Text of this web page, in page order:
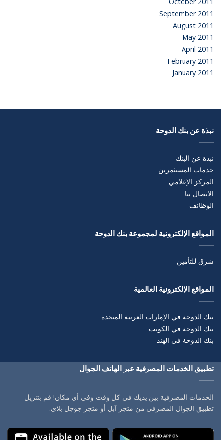
September 2011
August 2011
May 2011
April 2011
February 2011
January 2011
نبذة عن بنك الدوحة
نبذة عن البنك
خدمات المستثمرين
المركز الإعلامي
الاتصال بنا
الوظائف
المواقع الإلكترونية لمجموعة بنك الدوحة
شرق للتأمين
المواقع الإلكترونية العالمية
بنك الدوحة في الإمارات العربية المتحدة
بنك الدوحة في الكويت
بنك الدوحة في الهند
تطبيق الخدمات المصرفية عبر الهاتف الجوال
الخدمات المصرفية بين يديك في كل وقت وفي أي مكان! قم بتنزيل
تطبيق الجوال المصرفي من متجر آبل أو متجر جوجل بلاي.